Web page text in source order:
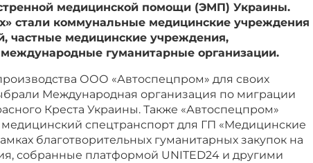
медицинской помощи (ЭМП) Украины.
стали коммунальные медицинские учреждения
частные медицинские учреждения,
гуманитарные организации.
ООО «Автоспецпром» для своих
Международная организация по миграции
Креста Украины. Также «Автоспецпром»
спецтранспорт для ГП «Медицинские
благотворительных гуманитарных закупок на
собранные платформой UNITED24 и другими